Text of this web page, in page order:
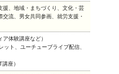
援、地域・まちづくり、文化・芸
流、男女共同参画、就労支援・
体験講座など）
ト、ユーチューブライブ配信、
座）